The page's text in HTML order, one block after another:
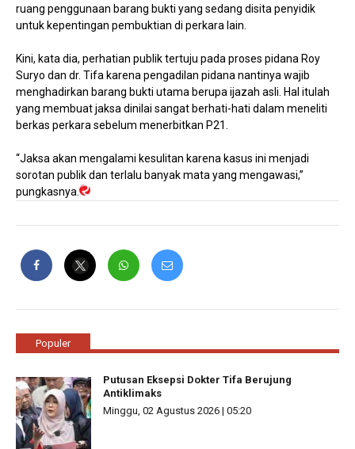
ruang penggunaan barang bukti yang sedang disita penyidik
untuk kepentingan pembuktian di perkara lain.
Kini, kata dia, perhatian publik tertuju pada proses pidana Roy
Suryo dan dr. Tifa karena pengadilan pidana nantinya wajib
menghadirkan barang bukti utama berupa ijazah asli. Hal itulah
yang membuat jaksa dinilai sangat berhati-hati dalam meneliti
berkas perkara sebelum menerbitkan P21.
“Jaksa akan mengalami kesulitan karena kasus ini menjadi
sorotan publik dan terlalu banyak mata yang mengawasi,”
pungkasnya.
Populer
Putusan Eksepsi Dokter Tifa Berujung
Antiklimaks
Minggu, 02 Agustus 2026 | 05:20